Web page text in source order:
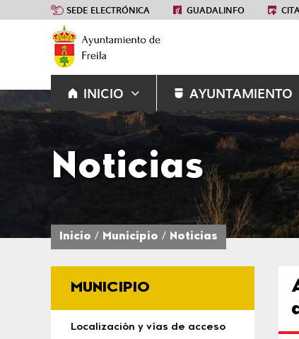
SEDE ELECTRÓNICA GUADALINFO
INICIO AYUNTAMIENTO
Noticias
Inicio Municipio Noticias
MUNICIPIO
Localización y vías de acceso